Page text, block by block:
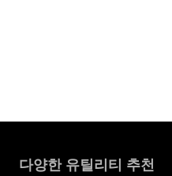
다양한 유틸리티 추천